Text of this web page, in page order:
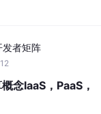
。时间久了，付出巨
馁是再正常不过
个思路方法，不然
如果你是卡在缺少